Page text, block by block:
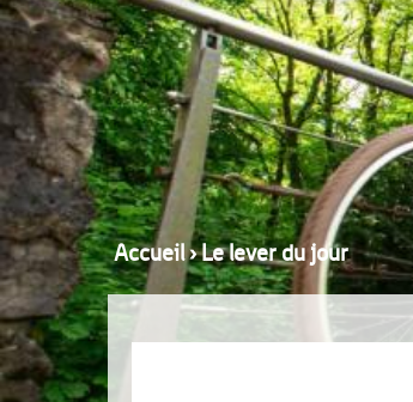
Accueil›Le lever du jour